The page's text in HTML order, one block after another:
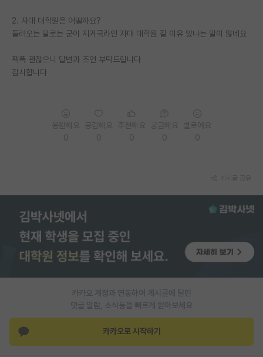
이벤트
반도체 아카데미
재팬라운지 🌸
2. 자대 대학원은 어떨까요?
들려오는 말로는 굳이 지거국라인 자대 대학원 갈 이유 있냐는 말이 많네요
팩폭 괜찮으니 답변과 조언 부탁드립니다
감사합니다
카카오 계정과 연동하여 게시글에 달린
댓글 알람, 소식등을 빠르게 받아보세요
카카오로 시작하기